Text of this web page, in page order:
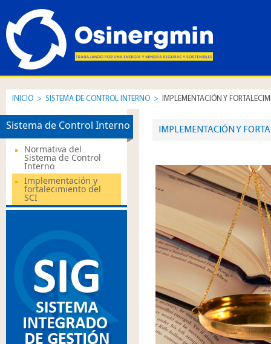
INICIO > SISTEMA DE CONTROL INTERNO > IMPLEMENTACIÓN Y
Normativa del
Sistema de Control
Interno
Implementación y
fortalecimiento del
SCI
Sistema de Control Interno IMPLEMENTACIÓN Y